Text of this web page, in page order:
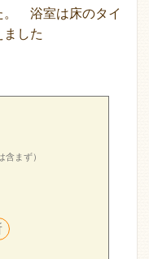
。 浴室は床のタイ
ました
含まず）